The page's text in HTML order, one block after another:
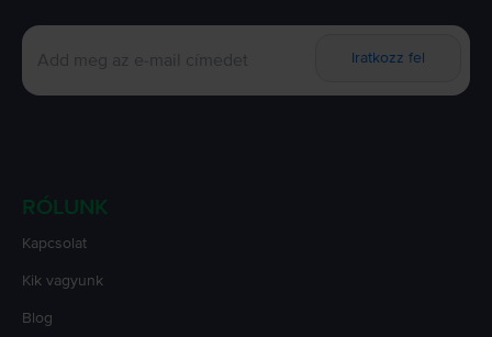
Iratkozz fel
RÓLUNK
Kapcsolat
Kik vagyunk
Blog